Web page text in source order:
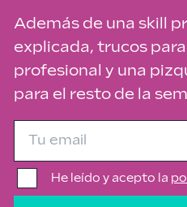
Además de una skill
explicada, trucos
profesional y una
para el resto de la
He leído y acepto la